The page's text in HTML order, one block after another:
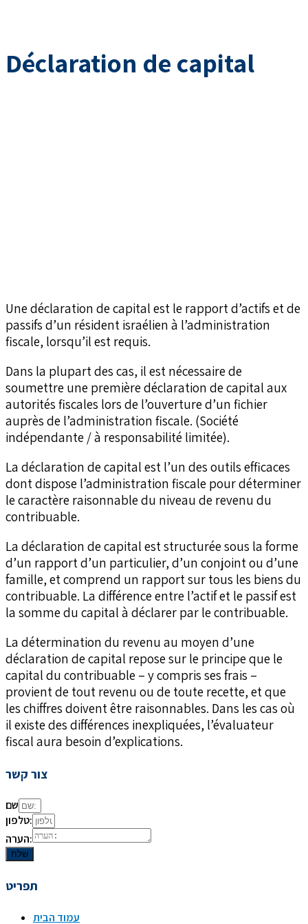
Déclaration de capital
Une déclaration de capital est le rapport d’actifs et de
passifs d’un résident israélien à l’administration
fiscale, lorsqu’il est requis.
Dans la plupart des cas, il est nécessaire de
soumettre une première déclaration de capital aux
autorités fiscales lors de l’ouverture d’un fichier
auprès de l’administration fiscale. (Société
indépendante / à responsabilité limitée).
La déclaration de capital est l’un des outils efficaces
dont dispose l’administration fiscale pour déterminer
le caractère raisonnable du niveau de revenu du
contribuable.
La déclaration de capital est structurée sous la forme
d’un rapport d’un particulier, d’un conjoint ou d’une
famille, et comprend un rapport sur tous les biens du
contribuable. La différence entre l’actif et le passif est
la somme du capital à déclarer par le contribuable.
La détermination du revenu au moyen d’une
déclaration de capital repose sur le principe que le
capital du contribuable – y compris ses frais –
provient de tout revenu ou de toute recette, et que
les chiffres doivent être raisonnables. Dans les cas où
il existe des différences inexpliquées, l’évaluateur
fiscal aura besoin d’explications.
צור קשר
שם
טלפון:
הערה:
שלח
תפריט
עמוד הבית